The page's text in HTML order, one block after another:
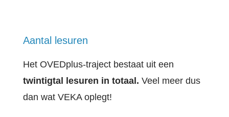
Aantal lesuren
Het OVEDplus-traject bestaat uit een
twintigtal lesuren in totaal. Veel meer dus
dan wat VEKA oplegt!